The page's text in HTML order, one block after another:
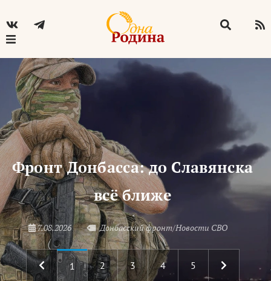
Фронт Донбасса: до Славянска
всё ближе
7.08.2026 Донбасский фронт/Новости СВО
1 2 3 4 5